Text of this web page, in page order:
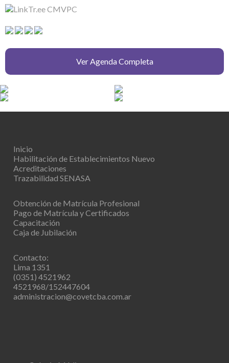
Ver Agenda Completa
Inicio
Habilitación de Establecimientos Nuevo
Acreditaciones
Trazabilidad SENASA
Obtención de Matrícula Profesional
Pago de Matrícula y Certificados
Capacitación
Caja de Jubilación
Contacto:
Lima 1351
(0351) 4521962
4521968/152447604
administracion@covetcba.com.ar